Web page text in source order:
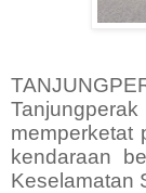
memperketat
kendaraan
Keselamatan